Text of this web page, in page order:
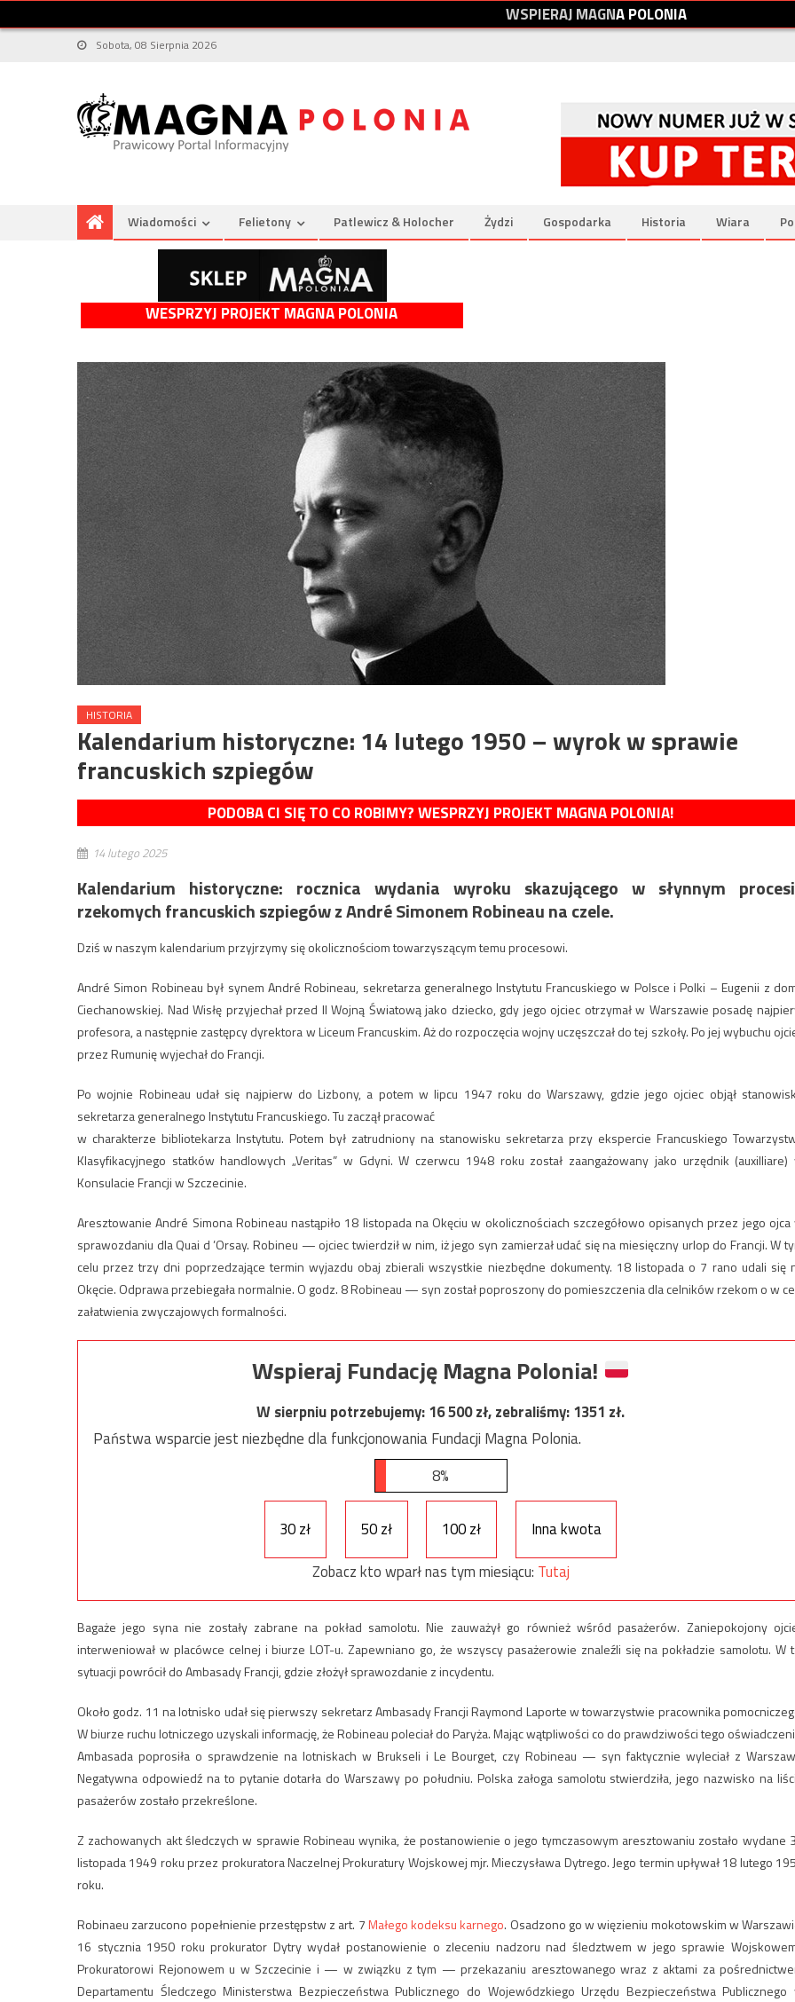
WSPIERAJMAGNAPOLONIA
Sobota, 08 Sierpnia 2026
Wiadomości Felietony Patlewicz & Holocher Żydzi Gospodarka Historia Wiara
WESPRZYJ PROJEKT MAGNA POLONIA
HISTORIA
Kalendarium historyczne: 14 lutego 1950 – wyrok w sprawie
francuskich szpiegów
PODOBA CI SIĘ TO CO ROBIMY? WESPRZYJ PROJEKT MAGNA POLONIA!
14 lutego 2025
Kalendarium historyczne: rocznica wydania wyroku skazującego w słynnym
rzekomych francuskich szpiegów z André Simonem Robineau na czele.
Dziś w naszym kalendarium przyjrzymy się okolicznościom towarzyszącym temu procesowi.
André Simon Robineau był synem André Robineau, sekretarza generalnego Instytutu Francuskiego w Polsce i Polki – Eugenii z
Ciechanowskiej. Nad Wisłę przyjechał przed II Wojną Światową jako dziecko, gdy jego ojciec otrzymał w Warszawie posadę
profesora, a następnie zastępcy dyrektora w Liceum Francuskim. Aż do rozpoczęcia wojny uczęszczał do tej szkoły. Po jej wybuchu
przez Rumunię wyjechał do Francji.
Po wojnie Robineau udał się najpierw do Lizbony, a potem w lipcu 1947 roku do Warszawy, gdzie jego ojciec objął
sekretarza generalnego Instytutu Francuskiego. Tu zaczął pracować
w charakterze bibliotekarza Instytutu. Potem był zatrudniony na stanowisku sekretarza przy ekspercie Francuskiego
Klasyfikacyjnego statków handlowych „Veritas” w Gdyni. W czerwcu 1948 roku został zaangażowany jako urzędnik (auxilliare)
Konsulacie Francji w Szczecinie.
Aresztowanie André Simona Robineau nastąpiło 18 listopada na Okęciu w okolicznościach szczegółowo opisanych przez jego ojca
sprawozdaniu dla Quai d ’Orsay. Robineu — ojciec twierdził w nim, iż jego syn zamierzał udać się na miesięczny urlop do Francji. W
celu przez trzy dni poprzedzające termin wyjazdu obaj zbierali wszystkie niezbędne dokumenty. 18 listopada o 7 rano udali się
Okęcie. Odprawa przebiegała normalnie. O godz. 8 Robineau — syn został poproszony do pomieszczenia dla celników rzekom o w
załatwienia zwyczajowych formalności.
Wspieraj Fundację Magna Polonia!
W sierpniu potrzebujemy:16 500zł, zebraliśmy:1351 zł.
Państwa wsparcie jest niezbędne dla funkcjonowania Fundacji Magna Polonia.
8%
30 zł 50 zł 100 zł
Inna kwota
Zobacz kto wparł nas tym miesiącu: Tutaj
Bagaże jego syna nie zostały zabrane na pokład samolotu. Nie zauważył go również wśród pasażerów. Zaniepokojony
interweniował w placówce celnej i biurze LOT-u. Zapewniano go, że wszyscy pasażerowie znaleźli się na pokładzie samolotu. W
sytuacji powrócił do Ambasady Francji, gdzie złożył sprawozdanie z incydentu.
Około godz. 11 na lotnisko udał się pierwszy sekretarz Ambasady Francji Raymond Laporte w towarzystwie pracownika
W biurze ruchu lotniczego uzyskali informację, że Robineau poleciał do Paryża. Mając wątpliwości co do prawdziwości tego
Ambasada poprosiła o sprawdzenie na lotniskach w Brukseli i Le Bourget, czy Robineau — syn faktycznie wyleciał z
Negatywna odpowiedź na to pytanie dotarła do Warszawy po południu. Polska załoga samolotu stwierdziła, jego nazwisko na
pasażerów zostało przekreślone.
Z zachowanych akt śledczych w sprawie Robineau wynika, że postanowienie o jego tymczasowym aresztowaniu zostało wydane
listopada 1949 roku przez prokuratora Naczelnej Prokuratury Wojskowej mjr. Mieczysława Dytrego. Jego termin upływał 18 lutego
roku.
Robinaeu zarzucono popełnienie przestępstw z art. 7Małego kodeksu karnego. Osadzono go w więzieniu mokotowskim w
16 stycznia 1950 roku prokurator Dytry wydał postanowienie o zleceniu nadzoru nad śledztwem w jego sprawie
Prokuratorowi Rejonowem u w Szczecinie i — w związku z tym — przekazaniu aresztowanego wraz z aktami za
Departamentu Śledczego Ministerstwa Bezpieczeństwa Publicznego do Wojewódzkiego Urzędu Bezpieczeństwa Publicznego